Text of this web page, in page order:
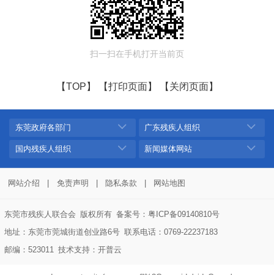
扫一扫在手机打开当前页
【TOP】 【打印页面】 【关闭页面】
东莞政府各部门 广东残疾人组织
国内残疾人组织 新闻媒体网站
网站介绍 | 免责声明 | 隐私条款 | 网站地图
东莞市残疾人联合会 版权所有 备案号：粤ICP备09140810号
地址：东莞市莞城街道创业路6号 联系电话：0769-22237183
邮编：523011 技术支持： 开普云